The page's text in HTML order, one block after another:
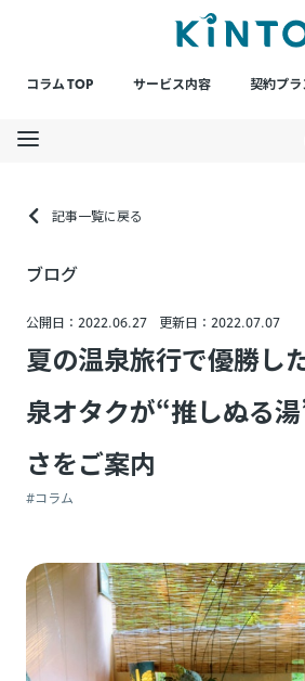
コラム TOP サービス内容 契約プラ
記事一覧に戻る
ブログ
公開日：2022.06.27 更新日：2022.07.07
夏の温泉旅行で優勝し
泉オタクが“推しぬる
さをご案内
#コラム